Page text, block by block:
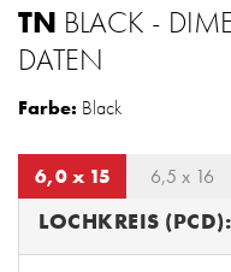
TN BLACK -
DATEN
Farbe: Black
6,0 x 15 6,5 x 16
LOCHKREIS (PCD):